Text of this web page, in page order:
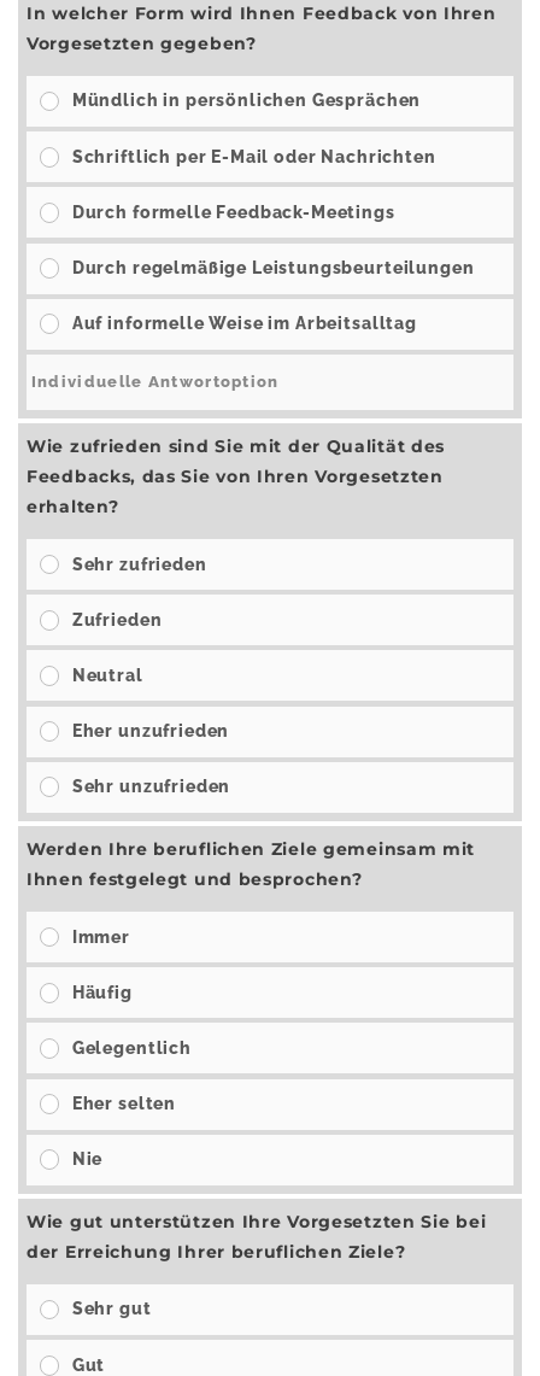
In welcher Form wird Ihnen Feedback von Ihren
Vorgesetzten gegeben?
Mündlich in persönlichen Gesprächen
Schriftlich per E-Mail oder Nachrichten
Durch formelle Feedback-Meetings
Durch regelmäßige Leistungsbeurteilungen
Auf informelle Weise im Arbeitsalltag
Wie zufrieden sind Sie mit der Qualität des
Feedbacks, das Sie von Ihren Vorgesetzten
erhalten?
Sehr zufrieden
Zufrieden
Neutral
Eher unzufrieden
Sehr unzufrieden
Werden Ihre beruflichen Ziele gemeinsam mit
Ihnen festgelegt und besprochen?
Immer
Häufig
Gelegentlich
Eher selten
Nie
Wie gut unterstützen Ihre Vorgesetzten Sie bei
der Erreichung Ihrer beruflichen Ziele?
Sehr gut
Gut